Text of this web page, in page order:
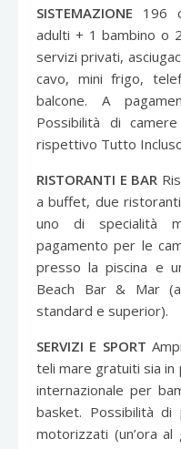
SISTEMAZIONE 196
adulti + 1 bambino o
servizi privati,
cavo, mini frigo,
balcone. A
Possibilità di
rispettivo Tutto
RISTORANTI E BAR
a buffet, due
uno di specialità
pagamento per le
presso la piscina e
Beach Bar & Mar
standard e superior).
SERVIZI E SPORT
teli mare gratuiti sia in
internazionale per
basket. Possibilità di
motorizzati (un’ora